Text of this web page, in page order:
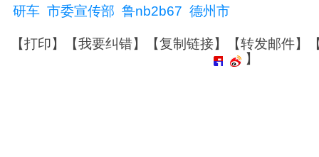
研车 市委宣传部 鲁nb2b67 德州市
【打印】【我要纠错】【复制链接】【转发邮件】
】